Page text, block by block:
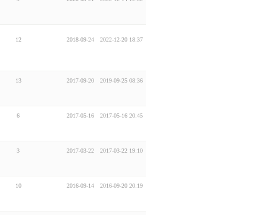
12 2018-09-24 2022-12-20 18:37
13 2017-09-20 2019-09-25 08:36
6 2017-05-16 2017-05-16 20:45
3 2017-03-22 2017-03-22 19:10
10 2016-09-14 2016-09-20 20:19